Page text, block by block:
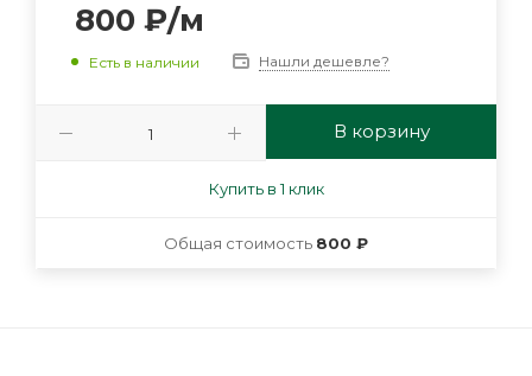
800 ₽/м
Есть в наличии Нашли дешевле?
В корзину
Купить в 1 клик
Общая стоимость 800 ₽